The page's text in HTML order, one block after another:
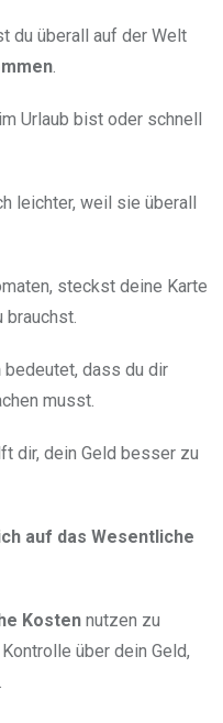
du überall auf der Welt
.
Urlaub bist oder schnell
leichter, weil sie überall
steckst deine Karte
brauchst.
bedeutet, dass du dir
musst.
dir, dein Geld besser zu
auf das Wesentliche
Kosten nutzen zu
über dein Geld,